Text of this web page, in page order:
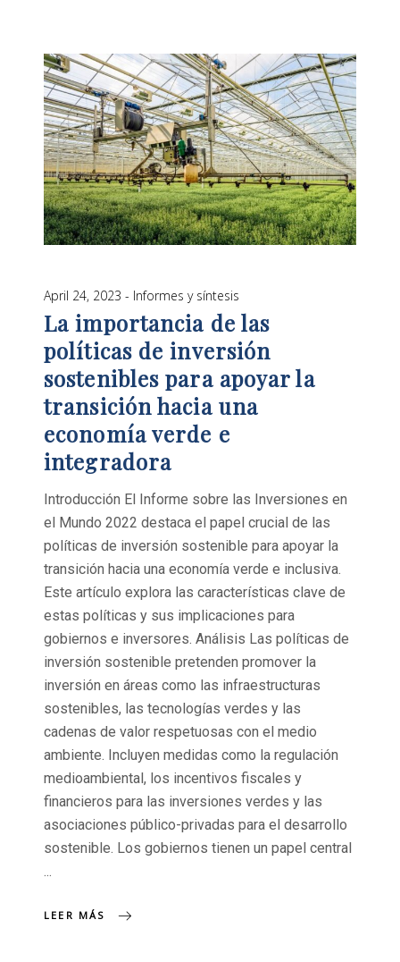
April 24, 2023 Informes y síntesis
La importancia de las
políticas de inversión
sostenibles para apoyar la
transición hacia una
economía verde e
integradora
Introducción El Informe sobre las Inversiones en
el Mundo 2022 destaca el papel crucial de las
políticas de inversión sostenible para apoyar la
transición hacia una economía verde e inclusiva.
Este artículo explora las características clave de
estas políticas y sus implicaciones para
gobiernos e inversores. Análisis Las políticas de
inversión sostenible pretenden promover la
inversión en áreas como las infraestructuras
sostenibles, las tecnologías verdes y las
cadenas de valor respetuosas con el medio
ambiente. Incluyen medidas como la regulación
medioambiental, los incentivos fiscales y
financieros para las inversiones verdes y las
asociaciones público-privadas para el desarrollo
sostenible. Los gobiernos tienen un papel central
LEER MÁS